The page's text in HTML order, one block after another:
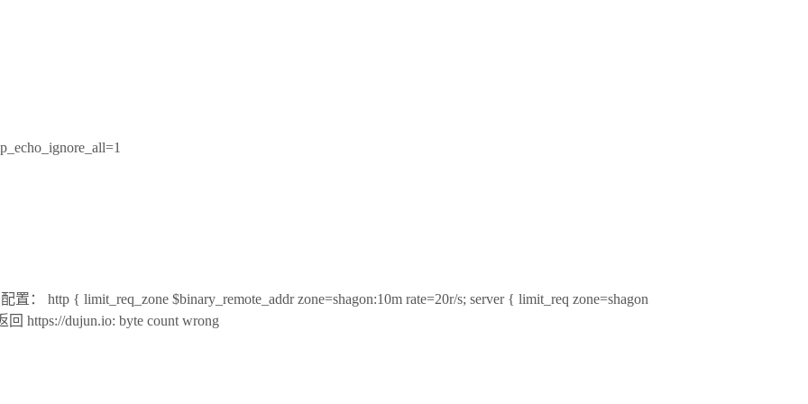
： http { limit_req_zone $binary_remote_addr zone=shagon:10m rate=20r/s; server { limit_req zone=shagon
https://dujun.io: byte count wrong